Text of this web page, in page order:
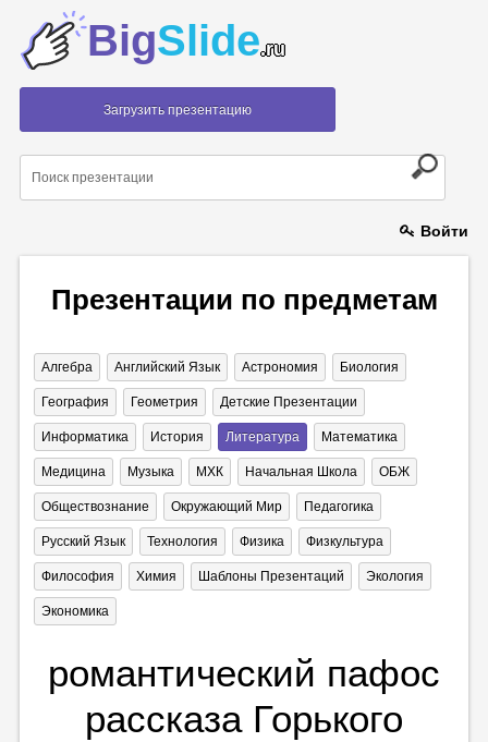
BigSlide.ru
Загрузить презентацию
Войти
Презентации по предметам
Алгебра Английский Язык Астрономия Биология
География Геометрия Детские Презентации
Информатика История Литература Математика
Медицина Музыка МХК Начальная Школа ОБЖ
Обществознание Окружающий Мир Педагогика
Русский Язык Технология Физика Физкультура
Философия Химия Шаблоны Презентаций Экология
Экономика
романтический пафос
рассказа Горького